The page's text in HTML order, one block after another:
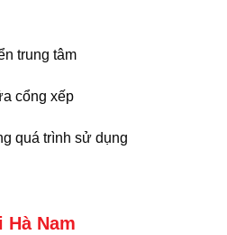
trung tâm
cổng xếp
quá trình sử dụng
Nam